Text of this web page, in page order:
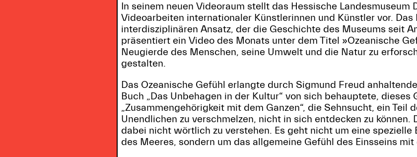
In seinem neuen Videoraum stellt das Hessische Landesmuseum
Videoarbeiten internationaler Künstlerinnen und Künstler vor.
interdisziplinären Ansatz, der die Geschichte des Museums seit
präsentiert ein Video des Monats unter dem Titel »Ozeanische
Neugierde des Menschen, seine Umwelt und die Natur zu
gestalten.
Das Ozeanische Gefühl erlangte durch Sigmund Freud
Buch „Das Unbehagen in der Kultur“ von sich behauptete, dieses
„Zusammengehörigkeit mit dem Ganzen“, die Sehnsucht, ein Teil
Unendlichen zu verschmelzen, nicht in sich entdecken zu können.
dabei nicht wörtlich zu verstehen. Es geht nicht um eine
des Meeres, sondern um das allgemeine Gefühl des Einsseins